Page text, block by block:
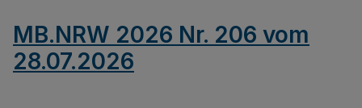
MB.NRW 2026 Nr. 206 vom
28.07.2026